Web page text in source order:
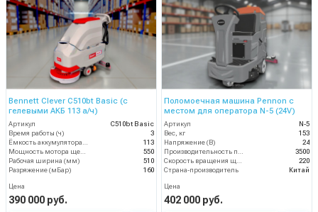
Bennett Clever C510bt Basic (с
гелевыми АКБ 113 а/ч)
Артикул
C510bt Basic
Время работы (ч)
3
113
550
Рабочая ширина (мм)
510
Разряжение (мБар)
160
Цена
390 000 руб.
Поломоечная машина Pennon с
местом для оператора N-5 (24V)
Артикул
N-5
Вес, кг
153
Напряжение (В)
24
3500
220
Страна-производитель
Китай
Цена
402 000 руб.